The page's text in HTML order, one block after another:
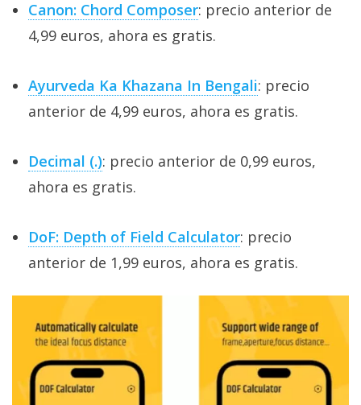
Canon: Chord Composer: precio anterior de
4,99 euros, ahora es gratis.
Ayurveda Ka Khazana In Bengali: precio
anterior de 4,99 euros, ahora es gratis.
Decimal (.): precio anterior de 0,99 euros,
ahora es gratis.
DoF: Depth of Field Calculator: precio
anterior de 1,99 euros, ahora es gratis.